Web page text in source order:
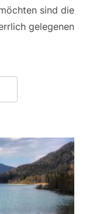
sind die
gelegenen